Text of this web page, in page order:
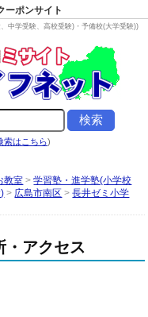
ーポンサイト
中学受験、高校受験)・予備校(大学受験))
索はこちら)
教室 >学習塾・進学塾(小学校
> 広島市南区 >長井ゼミ小学
・アクセス